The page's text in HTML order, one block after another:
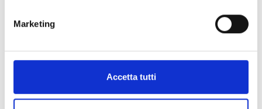
Marketing
Accetta tutti
giorno seguente; in tutto 150 uomini, più qualche
ostaggio che approfittò della confusione per
Dopo la battaglia distrussero il ponte per
presero la via del colle dove arrivarono il giorno
dopo, all'alba del 25 agosto.